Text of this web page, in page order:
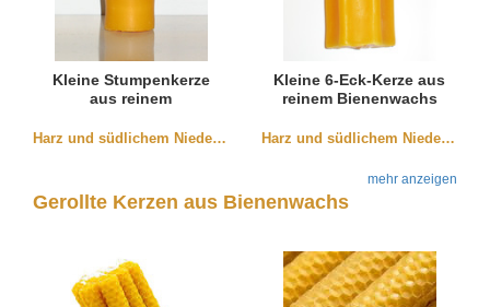
Kleine Stumpenkerze
aus reinem
(35x50mm)
Harz und südlichem Niedersachen
Kleine 6-Eck-Kerze aus
reinem Bienenwachs
Harz und südlichem Niedersachen
mehr anzeigen
Gerollte Kerzen aus Bienenwachs